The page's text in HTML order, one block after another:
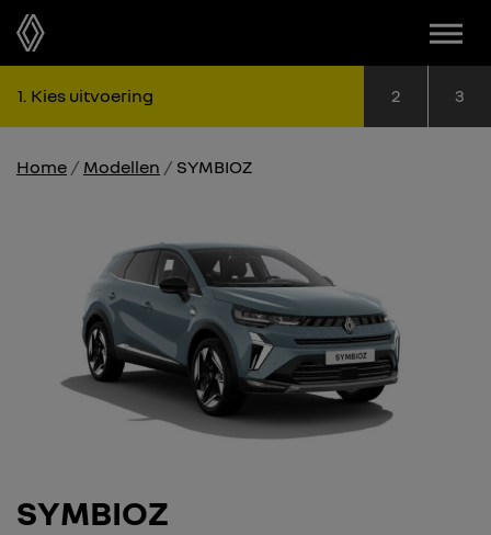
1 Kies uitvoering 2Stap 2:3
Home Modellen SYMBIOZ
SYMBIOZ